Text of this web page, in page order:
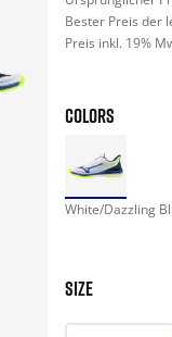
Bester Preis der
Preis inkl. 19%
COLORS
White/Dazzling
SIZE